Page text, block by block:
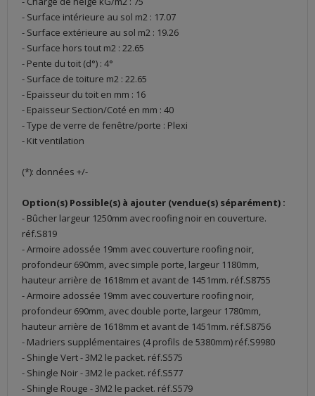
- Surface intérieure au sol m2 : 17.07
- Surface extérieure au sol m2 : 19.26
- Surface hors tout m2 : 22.65
- Pente du toit (d°) : 4°
- Surface de toiture m2 : 22.65
- Epaisseur du toit en mm : 16
- Epaisseur Section/Coté en mm : 40
- Type de verre de fenêtre/porte : Plexi
- Kit ventilation
(*): données +/-
Option(s) Possible(s) à ajouter (vendue(s) séparément) :
- Bûcher largeur 1250mm avec roofing noir en couverture.
réf.S819
- Armoire adossée 19mm avec couverture roofing noir,
profondeur 690mm, avec simple porte, largeur 1180mm,
hauteur arrière de 1618mm et avant de 1451mm. réf.S8755
- Armoire adossée 19mm avec couverture roofing noir,
profondeur 690mm, avec double porte, largeur 1780mm,
hauteur arrière de 1618mm et avant de 1451mm. réf.S8756
- Madriers supplémentaires (4 profils de 5380mm) réf.S9980
- Shingle Vert - 3M2 le packet. réf.S575
- Shingle Noir - 3M2 le packet. réf.S577
- Shingle Rouge - 3M2 le packet. réf.S579